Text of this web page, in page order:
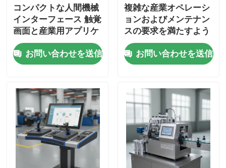
コンパクトな人間機械
インターフェース 触覚
画面と産業用アプリケ
ーションのための堅牢
な接続ソリューション
を提供
お問い合わせを送信
複雑な産業オペレーシ
ョンおよびメンテナン
スの要求を満たすよう
に調整された堅牢な補
助機器および機械設計
お問い合わせを送信